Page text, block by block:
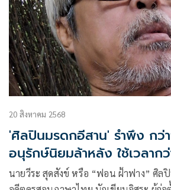
20 สิงหาคม 2568
'ศิลปินมรดกอีสาน' รำพึง กว่า
อนุรักษ์นิยมล้าหลัง ใช้เวลา
เป็นเสรีนิยมก้าวหน้าก่อน
นายวีระ สุดสังข์ หรือ “ฟอน ฝ้าฟาง” ศิล